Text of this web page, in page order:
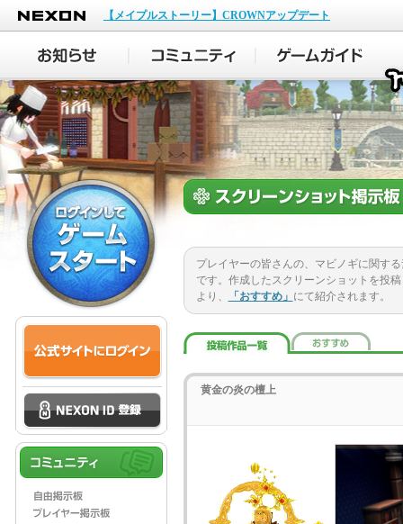
NEXON
【メイプルストーリー】CROWNアップデート
プレイヤーの皆さんの、マビノギに関す
です。作成したスクリーンショットを投
より、
「おすすめ」 にて紹介されます。
黄金の炎の檀上